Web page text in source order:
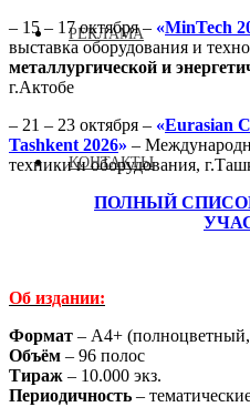
РЕКЛАМА
КОНТАКТЫ
– 15 – 17 октября – «MinTech
выставка оборудования и
металлургической и
г.Актобе
– 21 – 23 октября – «Eurasian
Tashkent 2026» –
техники и оборудования,
ПОЛНЫЙ
Об издании:
Формат – А4+ (полноцветный,
Объём – 96 полос
Тираж – 10.000 экз.
Периодичность –